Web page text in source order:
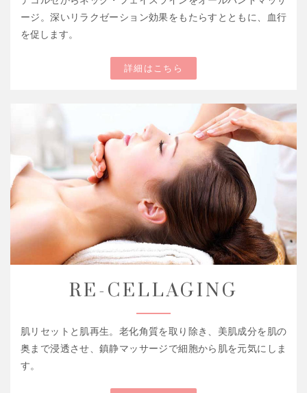
ージ。深いリラクゼーション効果をもたらすとともに、血行
を促します。
詳細はこちら
RE-CELLAGING
肌リセットと肌再生。老化角質を取り除き、美肌成分を肌の
奥まで浸透させ、鎮静マッサージで細胞から肌を元気にしま
す。